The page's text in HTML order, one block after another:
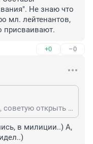
Не знаю что
мл. лейтенантов,
присваивают.
+0 –0
Прежде чем писать подобное, советую открыть "Федеральный закон от 28.03.1998 N 53-ФЗ (ред. от 04.08.2023) "О воинской обязанности и военной службе" и прочитать Статья 46. Составы военнослужащих и воинские звания". Не знаю что вы там себе повыдумывали про мл. лейтенантов, но это звание существует и его присваивают.
в милиции..) А,